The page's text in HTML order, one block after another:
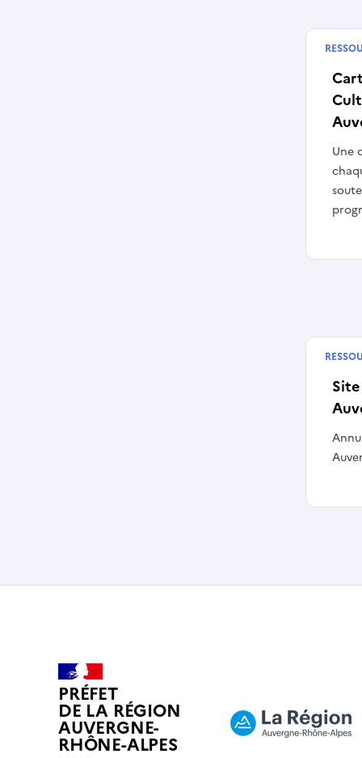
Une
PRÉFET
DE LA RÉGION
AUVERGNE-
RHÔNE-ALPES